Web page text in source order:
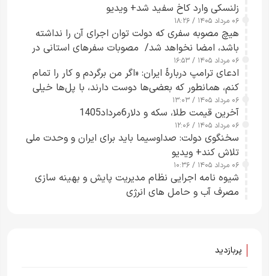
زلنسکی وارد کاخ سفید شد+ ویدیو
۰۶ مرداد ۱۴۰۵ / ۱۸:۲۶
هیچ مصوبه سفری که دولت توان اجرای آن را نداشته
باشد، امضا نخواهد شد/ مصوبات سفرهای استانی در
چارچوب قانون بودجه است+ عکس
۰۶ مرداد ۱۴۰۵ / ۱۶:۵۳
ادعای ترامپ دربارهٔ ایران: «اگر من برگردم و کار را تمام
کنم، همانطور که بعضی‌ها دوست دارند، با پل‌ها خیلی
راحت می‌توانم بیشتر پل‌هایشان را در کمتر از یک
ساعت از بین ببرم+ ویدیو
۰۶ مرداد ۱۴۰۵ / ۱۳:۰۳
آخرین قیمت طلا، سکه و دلار6مرداد1405
۰۶ مرداد ۱۴۰۵ / ۱۲:۰۶
سخنگوی دولت: صداوسیما باید برای ایران و وحدت ملی
تلاش کند+ ویدیو
۰۶ مرداد ۱۴۰۵ / ۱۰:۳۶
شیوه نامه اجرایی نظام مدیریت پایش و بهینه سازی
مصرف آب و حامل های انرژی
پربازدید